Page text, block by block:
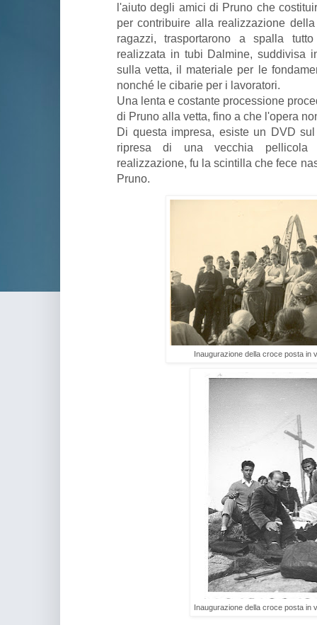
l'aiuto degli amici di Pruno che
per contribuire alla realizzazione
ragazzi, trasportarono a spalla
realizzata in tubi Dalmine, suddivisa
sulla vetta, il materiale per le
nonché le cibarie per i lavoratori.
Una lenta e costante processione
di Pruno alla vetta, fino a che l'opera
Di questa impresa, esiste un DVD
ripresa di una vecchia
realizzazione, fu la scintilla che fece
Pruno.
Inaugurazione della croce posta in
Inaugurazione della croce posta in